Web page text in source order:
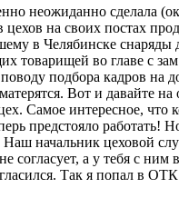
неожиданно сделала
на своих постах
в Челябинске
товарищей во главе с
подбора кадров на
Вот и давайте
Самое интересное,
предстояло
Наш начальник цеховой
согласует, а у тебя с
Так я попал в